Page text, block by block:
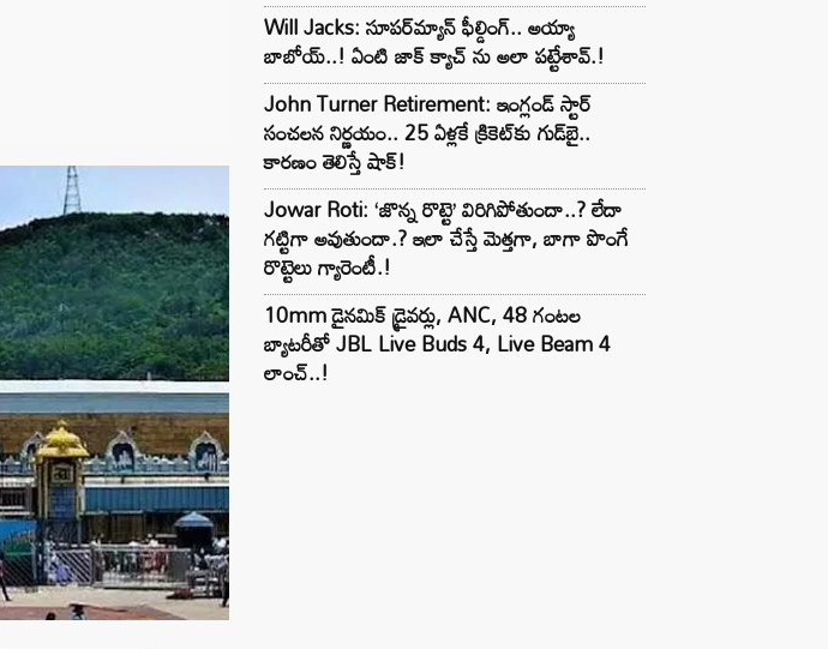
Will Jacks: సూపర్‌మ్యాన్ ఫీల్డింగ్.. అయ్యా
బాబోయ్..! ఏంటి జాక్ క్యాచ్ ను అలా పట్టేశావ్.!
John Turner Retirement: ఇంగ్లండ్ స్టార్
సంచలన నిర్ణయం.. 25 ఏళ్లకే క్రికెట్‌కు గుడ్‌బై..
కారణం తెలిస్తే షాక్!
Jowar Roti: ‘జొన్న రొట్టె’ విరిగిపోతుందా..? లేదా
గట్టిగా అవుతుందా.? ఇలా చేస్తే మెత్తగా, బాగా పొంగే
రొట్టెలు గ్యారెంటీ.!
10mm డైనమిక్ డ్రైవర్లు, ANC, 48 గంటల
బ్యాటరీతో JBL Live Buds 4, Live Beam 4
లాంచ్..!